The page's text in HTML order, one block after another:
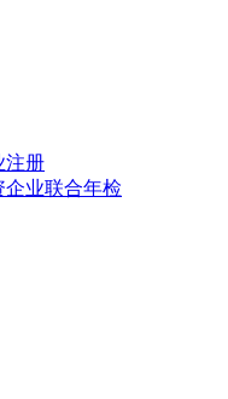
注册
企业联合年检